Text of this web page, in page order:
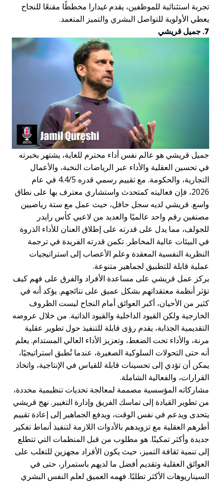
تجربة استثنائية للموظفين، يقدم غيدارا مخططًا مقنعًا للنجاح
يعطي الأولوية للتواصل البشري والتميز المتعمد.
7. جميل قريشي
جميل قريشي هو عالم نفس أداء محترم للغاية، يشتهر بخبرته
في تحسين العقلية والأداء عبر الرياضات النخبة، والأعمال
التجارية، والحكومة. مع تقييم رسمي قدره 4.4/5 في عام
2026، فإن فعاليته كمتحدث واستشاري معترف بها على نطاق
واسع. قريشي لديه سجل حافل، حيث عمل مع ستة رياضيين
مصنفين رقم واحد عالميًا والعديد من لاعبي كأس رايدر
للجولف، مما يدل على قدرته على إطلاق العنان للأداء الذروة
في البيئات عالية المخاطر. تكمن قدرته الفريدة في ترجمة
النظرية النفسية المعقدة وعلم الأعصاب إلى استراتيجيات
عملية قابلة للتطبيق لجماهير متنوعة.
يركز عمل قريشي على مساعدة الأفراد والفرق على فهم كيف
تؤثر أنظمة معتقداتهم بشكل عميق على نتائجهم. يؤكد أنه في
كثير من الأحيان، أكبر العوائق أمام النجاح ليست الظروف
الخارجية ولكن القيود الداخلية والقيود الذاتية. من خلال عروضه
التقديمية الجذابة، يقدم رؤى قابلة للتنفيذ حول تطوير عقلية
مرنة، والأداء تحت الضغط، وتعزيز الأداء العالي المستدام. يعلم
أنه حتى التحولات السلوكية الصغيرة، عندما تُطبق استراتيجيًا،
يمكن أن تؤدي إلى تحسينات قابلة للقياس في الإنتاجية، واتخاذ
القرارات، والفعالية الشاملة.
مشاركاته المؤسسية مصممة لمعالجة تحديات تنظيمية محددة،
من تطوير القيادة إلى تماسك الفريق وإدارة التغيير. نهج قريشي
يتحدى ويدعم في نفس الوقت، ويدفع الجماهير إلى إعادة تقييم
أطرهم العقلية مع تزويدهم بالأدوات اللازمة لتنفيذ أنماط تفكير
جديدة وأكثر تمكينًا. هو مطلوب من قبل المنظمات التي تتطلع
إلى تنمية ثقافة التميز، حيث يكون الأفراد مجهزين للتغلب على
العوائق العقلية وتقديم أفضل ما لديهم باستمرار، حتى في
السيناريوهات الأكثر تطلبًا. فهمه العميق لعلم النفس البشري